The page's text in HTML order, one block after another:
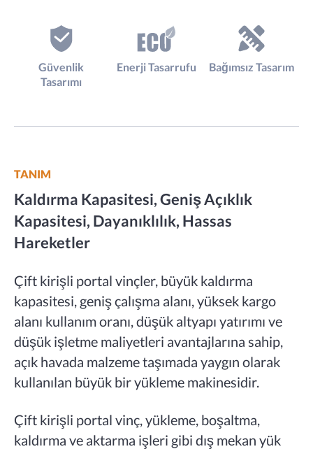
Güvenlik
Tasarımı
Enerji Tasarrufu Bağımsız Tasarım
TANIM
Kaldırma Kapasitesi, Geniş Açıklık
Kapasitesi, Dayanıklılık, Hassas
Hareketler
Çift kirişli portal vinçler, büyük kaldırma
kapasitesi, geniş çalışma alanı, yüksek kargo
alanı kullanım oranı, düşük altyapı yatırımı ve
düşük işletme maliyetleri avantajlarına sahip,
açık havada malzeme taşımada yaygın olarak
kullanılan büyük bir yükleme makinesidir.
Çift kirişli portal vinç, yükleme, boşaltma,
kaldırma ve aktarma işleri gibi dış mekan yük